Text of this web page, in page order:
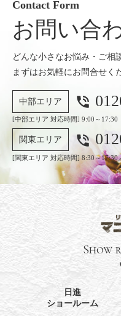
Contact Form
お問い合
どんな小さなお悩み・ご相
まずはお気軽にお問合せく
中部エリア phone_in_talk
[中部エリア 対応時間] 9:00～17:30
関東エリア phone_in_talk
[関東エリア 対応時間] 8:30～17:30
Show
日進
ショールーム